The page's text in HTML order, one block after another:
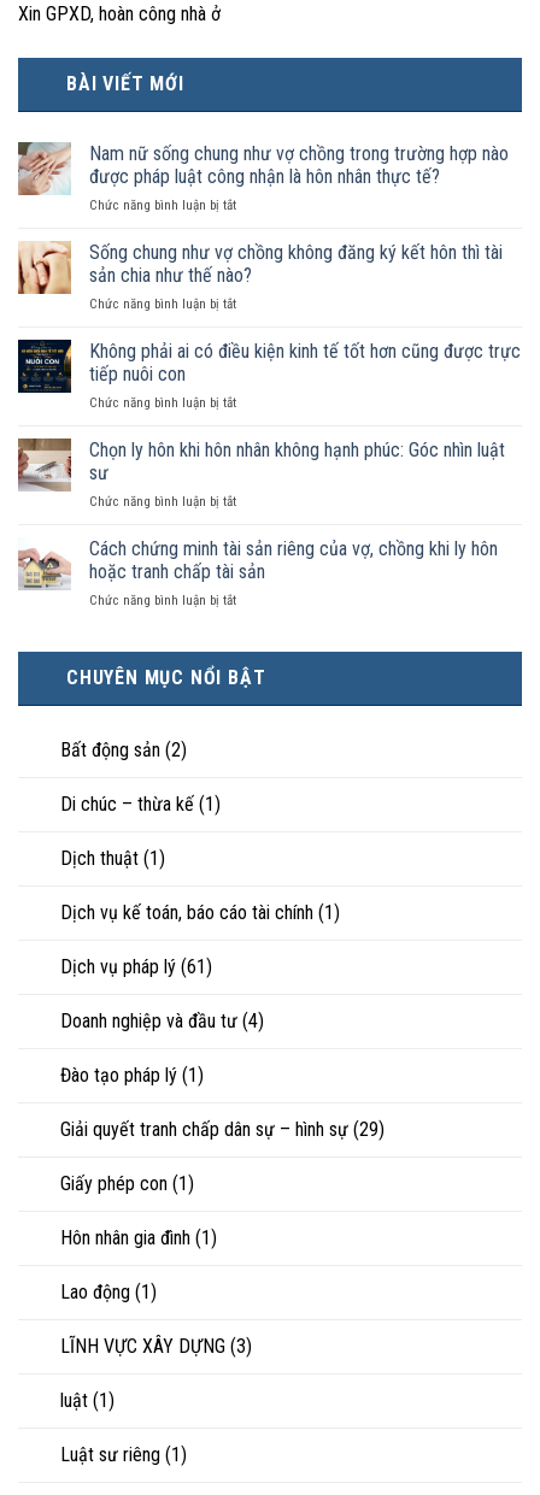
Xin GPXD, hoàn công nhà ở
BÀI VIẾT MỚI
Nam nữ sống chung như vợ chồng trong trường hợp nào
được pháp luật công nhận là hôn nhân thực tế?
Chức năng bình luận bị tắtở
nữ
sống
chung
như
chồng
hợp
được
công
là
hôn
Sống chung như vợ chồng không đăng ký kết hôn thì tài
sản chia như thế nào?
Chức năng bình luận bị tắtở
chung
chồng
đăng
hôn
tài
sản
như
nào?
Không phải ai có điều kiện kinh tế tốt hơn cũng được trực
tiếp nuôi con
Chức năng bình luận bị tắtở
phải
điều
kinh
tế
hơn
trực
tiếp
nuôi
Chọn ly hôn khi hôn nhân không hạnh phúc: Góc nhìn luật
sư
Chức năng bình luận bị tắtở
ly
hôn
khi
hôn
hạnh
phúc:
Góc
Cách chứng minh tài sản riêng của vợ, chồng khi ly hôn
hoặc tranh chấp tài sản
Chức năng bình luận bị tắtở
tài
sản
chấp
CHUYÊN MỤC NỔI BẬT
Bất động sản (2)
Di chúc – thừa kế (1)
Dịch thuật (1)
Dịch vụ kế toán, báo cáo tài chính (1)
Dịch vụ pháp lý (61)
Doanh nghiệp và đầu tư (4)
Đào tạo pháp lý (1)
Giải quyết tranh chấp dân sự – hình sự (29)
Giấy phép con (1)
Hôn nhân gia đình (1)
Lao động (1)
LĨNH VỰC XÂY DỰNG (3)
luật (1)
Luật sư riêng (1)